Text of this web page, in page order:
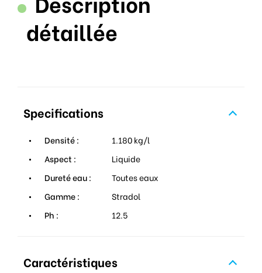
détaillée
Specifications
Densité :
1.180 kg/l
Aspect :
Liquide
Dureté eau :
Toutes eaux
Gamme :
Stradol
Ph :
12.5
Caractéristiques